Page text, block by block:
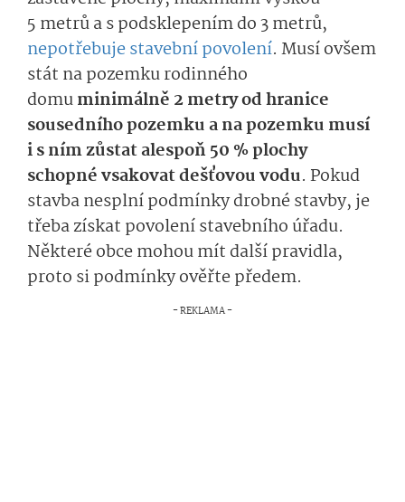
5 metrů a s podsklepením do 3 metrů,
nepotřebuje stavební povolení. Musí ovšem
stát na pozemku rodinného
domuminimálně 2 metry od hranice
sousedního pozemku a na pozemku musí
i s ním zůstat alespoň 50 % plochy
schopné vsakovat dešťovou vodu. Pokud
stavba nesplní podmínky drobné stavby, je
třeba získat povolení stavebního úřadu.
Některé obce mohou mít další pravidla,
proto si podmínky ověřte předem.